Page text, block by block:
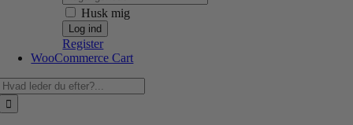
Husk mig
Register
WooCommerce Cart